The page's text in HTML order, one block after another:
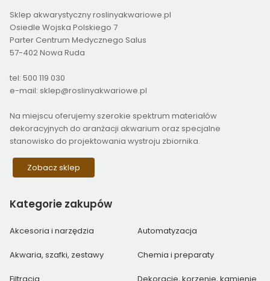
Sklep akwarystyczny roslinyakwariowe.pl
Osiedle Wojska Polskiego 7
Parter Centrum Medycznego Salus
57-402 Nowa Ruda
tel: 500 119 030
e-mail: sklep@roslinyakwariowe.pl
Na miejscu oferujemy szerokie spektrum materiałów
dekoracyjnych do aranżacji akwarium oraz specjalne
stanowisko do projektowania wystroju zbiornika.
Zobacz sklep
Kategorie zakupów
Akcesoria i narzędzia Automatyzacja
Akwaria, szafki, zestawy Chemia i preparaty